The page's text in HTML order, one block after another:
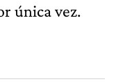
única vez.